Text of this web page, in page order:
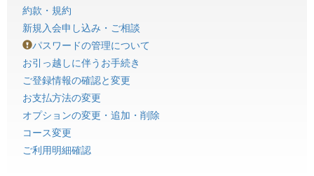
約款・規約
新規入会申し込み・ご相談
パスワードの管理について
お引っ越しに伴うお手続き
ご登録情報の確認と変更
お支払方法の変更
オプションの変更・追加・削除
コース変更
ご利用明細確認